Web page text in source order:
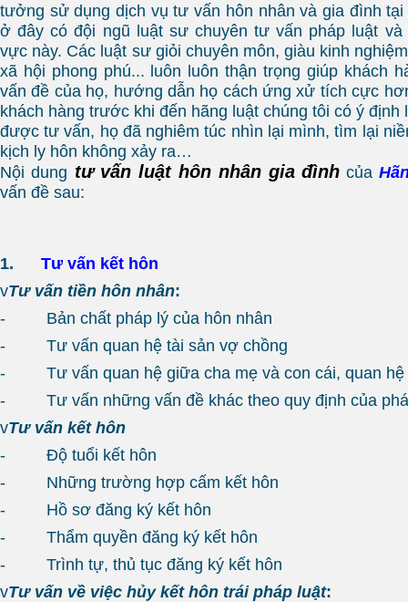
tưởng sử dụng dịch vụ tư vấn hôn nhân và gia đình tại
ở đây có đội ngũ luật sư chuyên tư vấn pháp luật và
vực này. Các luật sư giỏi chuyên môn, giàu kinh
xã hội phong phú... luôn luôn thận trọng giúp khách
vấn đề của họ, hướng dẫn họ cách ứng xử tích cực
khách hàng trước khi đến hãng luật chúng tôi có ý định
được tư vấn, họ đã nghiêm túc nhìn lại mình, tìm lại
kịch ly hôn không xảy ra…
Nội dung tư vấn luật hôn nhân gia đình của
vấn đề sau:
1.
Tư vấn kết hôn
vTư vấn tiền hôn nhân:
- Bản chất pháp lý của hôn nhân
- Tư vấn quan hệ tài sản vợ chồng
- Tư vấn quan hệ giữa cha mẹ và con cái, quan hệ
- Tư vấn những vấn đề khác theo quy định của
vTư vấn kết hôn
- Độ tuổi kết hôn
- Những trường hợp cấm kết hôn
- Hồ sơ đăng ký kết hôn
- Thẩm quyền đăng ký kết hôn
- Trình tự, thủ tục đăng ký kết hôn
vTư vấn về việc hủy kết hôn trái pháp luật: